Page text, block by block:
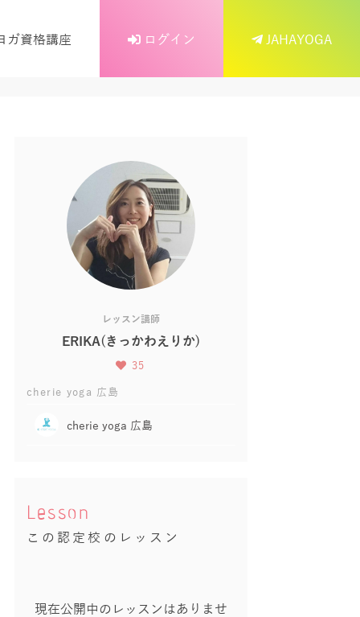
ガ資格講座 ログイン JAHAYOGA
レッスン講師
ERIKA(きっかわえりか)
35
cherie yoga 広島
cherie yoga 広島
Lesson
この認定校のレッスン
現在公開中のレッスンはありませ